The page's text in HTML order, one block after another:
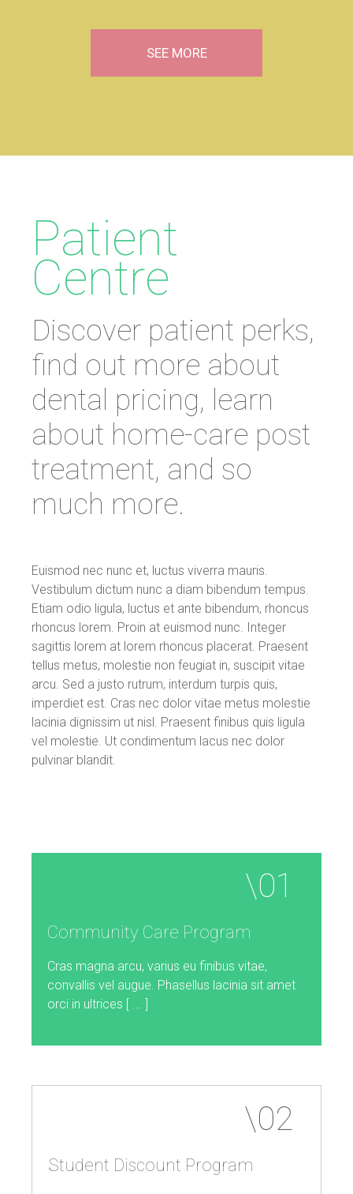
SEE MORE
Patient
Centre
Discover patient perks,
find out more about
dental pricing, learn
about home-care post
treatment, and so
much more.
Euismod nec nunc et, luctus viverra mauris.
Vestibulum dictum nunc a diam bibendum tempus.
Etiam odio ligula, luctus et ante bibendum, rhoncus
rhoncus lorem. Proin at euismod nunc. Integer
sagittis lorem at lorem rhoncus placerat. Praesent
tellus metus, molestie non feugiat in, suscipit vitae
arcu. Sed a justo rutrum, interdum turpis quis,
imperdiet est. Cras nec dolor vitae metus molestie
lacinia dignissim ut nisl. Praesent finibus quis ligula
vel molestie. Ut condimentum lacus nec dolor
pulvinar blandit.
Community Care Program
Cras magna arcu, varius eu finibus vitae,
convallis vel augue. Phasellus lacinia sit amet
orci in ultrices [ ... ]
Student Discount Program